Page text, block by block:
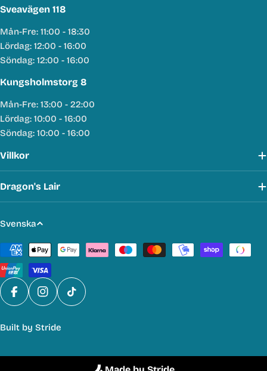
Sveavägen 118
Mån-Fre: 11:00 - 18:30
Lördag: 12:00 - 16:00
Söndag: 12:00 - 16:00
Kungsholmstorg 8
Mån-Fre: 13:00 - 22:00
Lördag: 10:00 - 16:00
Söndag: 10:00 - 16:00
Villkor
Dragon's Lair
S
p
r
å
k
Svenska
Betalmetoder
FacebookInstagram
TikTok
Built by Stride